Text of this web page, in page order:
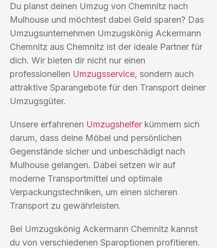
Du planst deinen Umzug von Chemnitz nach
Mulhouse und möchtest dabei Geld sparen? Das
Umzugsunternehmen Umzugskönig Ackermann
Chemnitz aus Chemnitz ist der ideale Partner für
dich. Wir bieten dir nicht nur einen
professionellen Umzugsservice, sondern auch
attraktive Sparangebote für den Transport deiner
Umzugsgüter.
Unsere erfahrenen Umzugshelfer kümmern sich
darum, dass deine Möbel und persönlichen
Gegenstände sicher und unbeschädigt nach
Mulhouse gelangen. Dabei setzen wir auf
moderne Transportmittel und optimale
Verpackungstechniken, um einen sicheren
Transport zu gewährleisten.
Bei Umzugskönig Ackermann Chemnitz kannst
du von verschiedenen Sparoptionen profitieren.